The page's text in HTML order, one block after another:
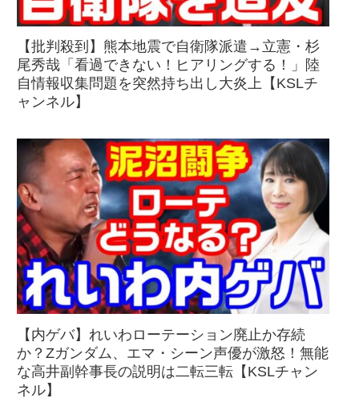
【批判殺到】熊本地震で自衛隊派遣→立憲・杉
尾秀哉「看過できない！ヒアリングする！」陸
自情報収集問題を突然持ち出し大炎上【KSLチ
ャンネル】
【内ゲバ】れいわローテーション廃止か存続
か？Zガンダム、エマ・シーン声優が激怒！無能
な高井副幹事長の説明は二転三転【KSLチャン
ネル】